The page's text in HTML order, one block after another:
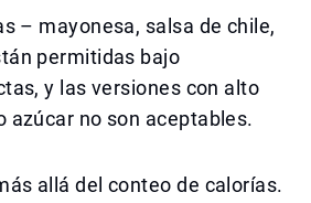
– mayonesa, salsa de chile,
permitidas bajo
y las versiones con alto
azúcar no son aceptables.
allá del conteo de calorías.